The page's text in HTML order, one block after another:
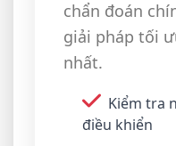
chẩn đoán
giải pháp tối
nhất.
Kiểm tra
điều khiển